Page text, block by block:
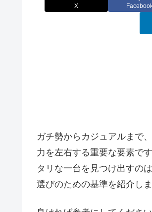
X
ガチ勢からカジュアルまで
力を左右する重要な要素で
タリな一台を見つけ出すの
選びのための基準を紹介しま